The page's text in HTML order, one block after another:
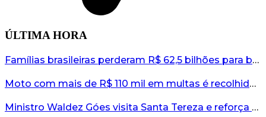
ÚLTIMA HORA
Famílias brasileiras perderam R$ 62,5 bilhões para bets em 2025, diz estudo...
Moto com mais de R$ 110 mil em multas é recolhida no interior do RS...
Ministro Waldez Góes visita Santa Tereza e reforça apoio federal à reconstrução do município...